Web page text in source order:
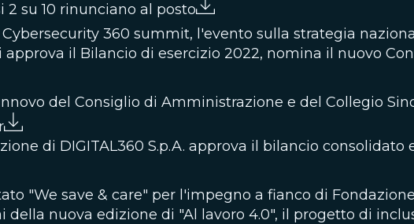
su 10 rinunciano al posto
Cybersecurity 360 summit, l'evento sulla strategia
approva il Bilancio di esercizio 2022, nomina il nuovo
del Consiglio di Amministrazione e del Collegio
di DIGITAL360 S.p.A. approva il bilancio consolidato
"We save & care" per l'impegno a fianco di
della nuova edizione di "Al lavoro 4.0", il progetto di